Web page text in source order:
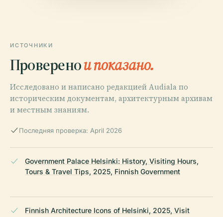
ИСТОЧНИКИ
Проверенои показано.
Исследовано и написано редакцией Audiala по
историческим документам, архитектурным архивам
и местным знаниям.
Последняя проверка: April 2026
Government Palace Helsinki: History, Visiting Hours,
Tours & Travel Tips, 2025, Finnish Government
Finnish Architecture Icons of Helsinki, 2025, Visit